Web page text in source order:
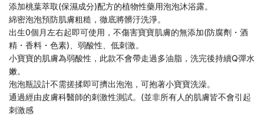
添加桃葉萃取(保濕成分)配方的植物性藥用泡泡沐浴露。
綿密泡泡預防肌膚粗糙，徹底將髒汙洗淨。
出生0個月左右起即可使用，不傷害寶寶肌膚的無添加(防腐劑・酒
精・香料・色素)、弱酸性、低刺激。
小寶寶的肌膚為弱酸性，此款不會帶走過多油脂，洗完後持續Q彈水
嫩。
泡泡瓶設計不需搓揉即可擠出泡泡，可抱著小寶寶洗澡。
通過經由皮膚科醫師的刺激性測試。(並非所有人的肌膚皆不會引起
刺激感